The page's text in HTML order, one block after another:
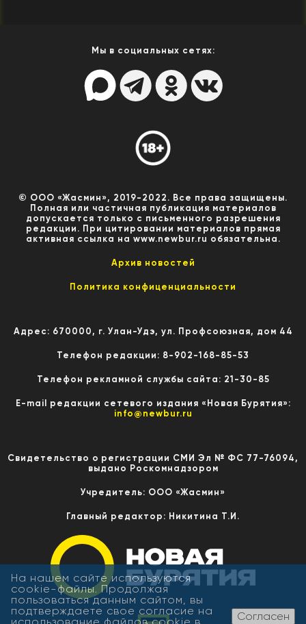
Мы в социальных сетях:
© ООО «Жасмин», 2019-2022. Все права защищены.
Полная или частичная публикация материалов
допускается только с письменного разрешения
редакции. При цитировании материалов прямая
активная ссылка на www.newbur.ru обязательна.
Архив новостей
Политика конфиценциальности
Адрес: 670000, г. Улан-Удэ, ул. Профсоюзная, дом 44
Телефон редакции: 8-902-168-85-53
Телефон рекламной службы сайта: 21-30-85
E-mail редакции сетевого издания «Новая Бурятия»:
info@newbur.ru
Свидетельство о регистрации СМИ Эл № ФС 77-76094,
выдано Роскомнадзором
Учредитель: ООО «Жасмин»
Главный редактор: Никитина Т.И.
На нашем сайте используются
cookie-файлы. Продолжая
пользоваться данным сайтом, вы
подтверждаете свое согласие на
Согласен